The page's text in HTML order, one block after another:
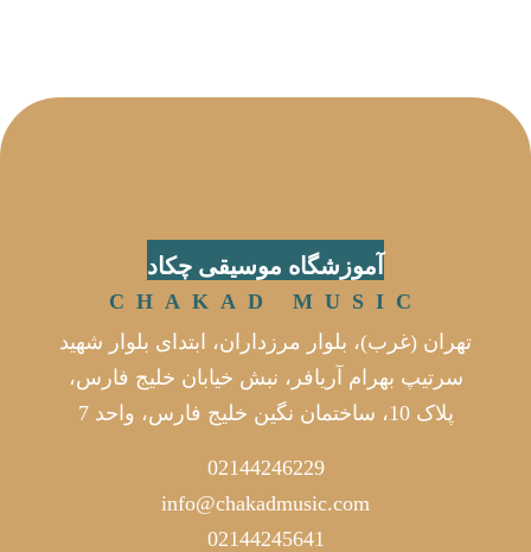
آموزشگاه موسیقی چکاد
CHAKAD MUSIC
تهران (غرب)، بلوار مرزداران، ابتدای بلوار شهید
سرتیپ بهرام آریافر، نبش خیابان خلیج فارس،
پلاک 10، ساختمان نگین خلیج فارس، واحد 7
02144246229
info@chakadmusic.com
02144245641